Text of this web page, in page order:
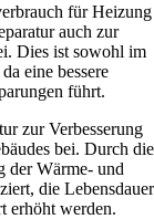
für Heizung
auch zur
Dies ist sowohl im
eine bessere
führt.
zur Verbesserung
bei. Durch die
der Wärme- und
die Lebensdauer
erhöht werden.